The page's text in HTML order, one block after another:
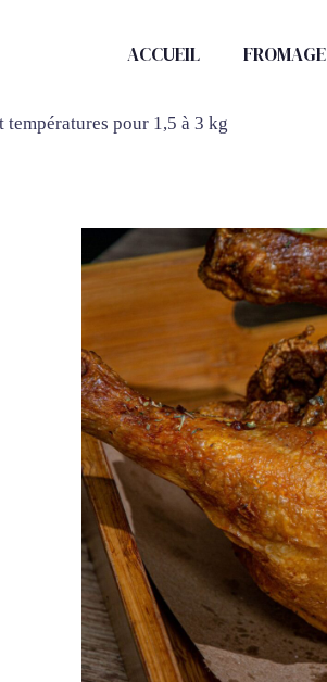
ACCUEIL FROMAGE
pour 1,5 à 3 kg